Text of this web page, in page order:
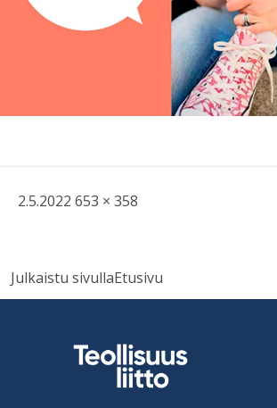
Kirjoitettu
2.5.2022 Täysikokoinen
653 × 358
Artikkelien
Julkaistu sivullaEtusivu